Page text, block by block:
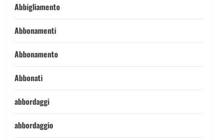
Abbigliamento
Abbonamenti
Abbonamento
Abbonati
abbordaggi
abbordaggio